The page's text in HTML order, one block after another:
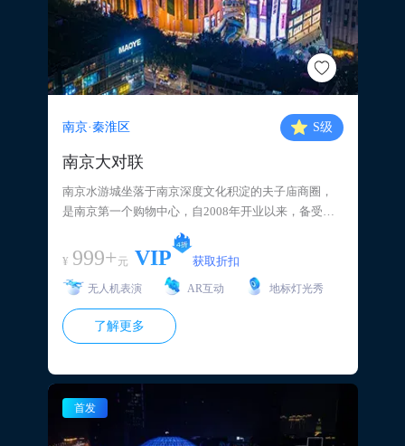
南京·秦淮区 S级
南京大对联
南京水游城坐落于南京深度文化积淀的夫子庙商圈，
是南京第一个购物中心，自2008年开业以来，备受行
业瞩目，客流与销售均逐年稳步增长。 项目建筑面积1
6.7万平方米，距离南京商业集群新街口2公里，处在城
市中心轴线上，属于南京5分钟都市生活圈繁荣核心地
带，覆盖周边150万人车流。
¥ 999+元 VIP 获取折扣
无人机表演 AR互动 地标灯光秀
了解更多
首发